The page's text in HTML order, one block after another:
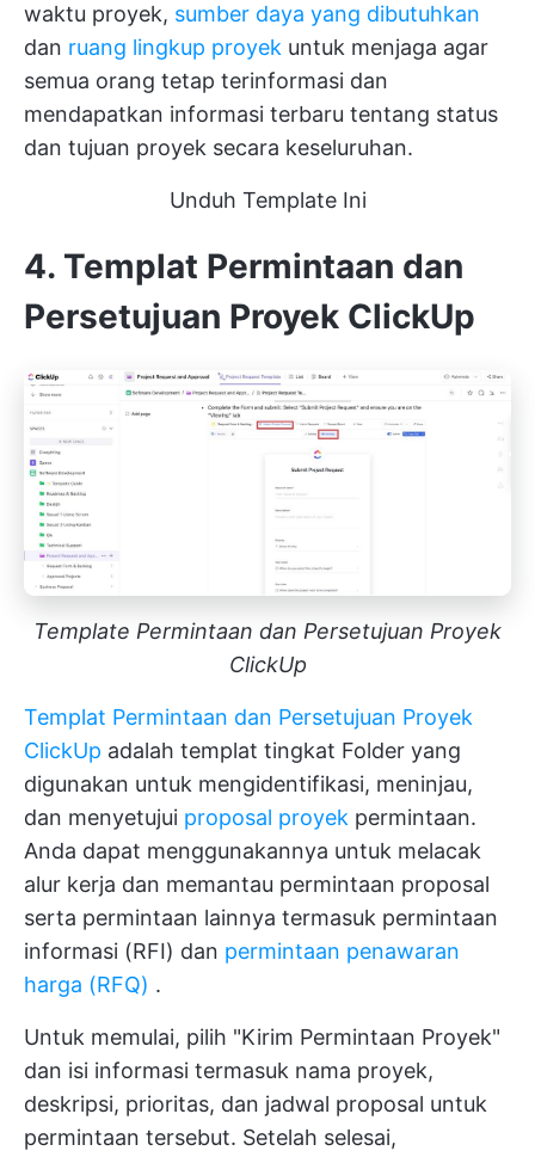
waktu proyek, sumber daya yang dibutuhkan
dan ruang lingkup proyek untuk menjaga agar
semua orang tetap terinformasi dan
mendapatkan informasi terbaru tentang status
dan tujuan proyek secara keseluruhan.
Unduh Template Ini
4. Templat Permintaan dan
Persetujuan Proyek ClickUp
Template Permintaan dan Persetujuan Proyek
ClickUp
Templat Permintaan dan Persetujuan Proyek
ClickUp adalah templat tingkat Folder yang
digunakan untuk mengidentifikasi, meninjau,
dan menyetujui proposal proyek permintaan.
Anda dapat menggunakannya untuk melacak
alur kerja dan memantau permintaan proposal
serta permintaan lainnya termasuk permintaan
informasi (RFI) dan permintaan penawaran
harga (RFQ) .
Untuk memulai, pilih "Kirim Permintaan Proyek"
dan isi informasi termasuk nama proyek,
deskripsi, prioritas, dan jadwal proposal untuk
permintaan tersebut. Setelah selesai,